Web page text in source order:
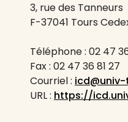
3, rue des Tanneurs
F-37041 Tours
Téléphone : 02 47
Fax : 02 47 36 81 27
Courriel :
URL : https://